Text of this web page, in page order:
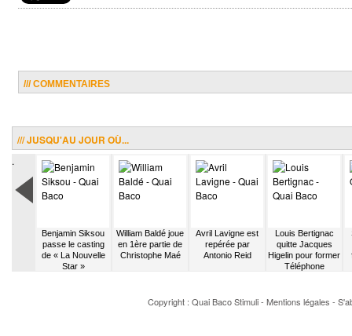
/// COMMENTAIRES
/// JUSQU'AU JOUR OÙ...
.
Benjamin Siksou
passe le casting
de « La Nouvelle
Star »
William Baldé joue
en 1ère partie de
Christophe Maé
Avril Lavigne est
repérée par
Antonio Reid
Louis Bertignac
quitte Jacques
Higelin pour former
Téléphone
Copyright : Quai BacoStimuli- Mentions légales -